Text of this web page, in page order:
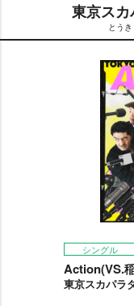
東京ス
とう
シングル
Action(VS.
東京スカパラ